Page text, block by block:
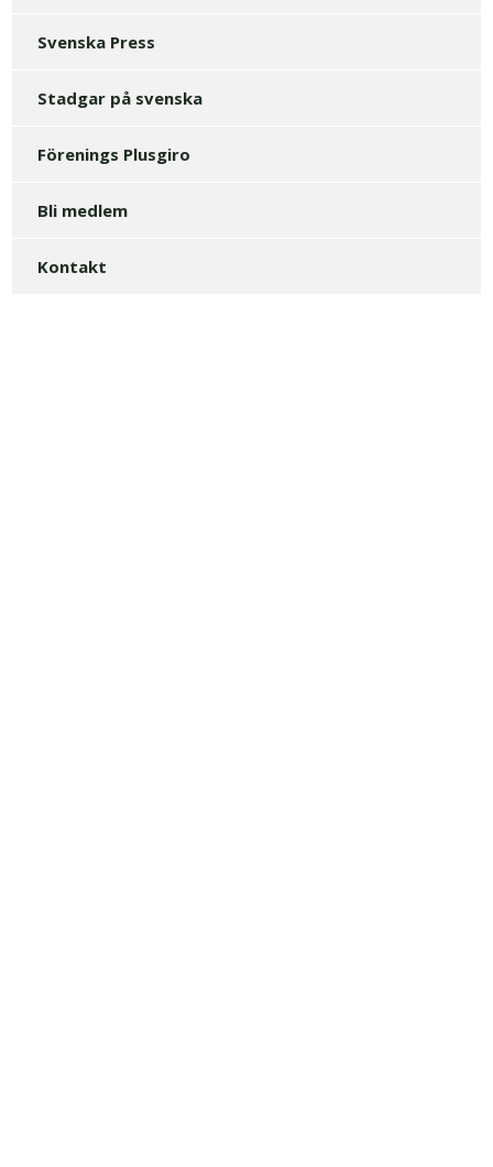
Svenska Press
Stadgar på svenska
Förenings Plusgiro
Bli medlem
Kontakt